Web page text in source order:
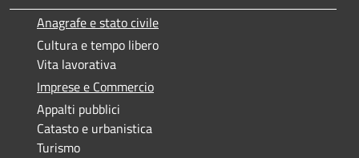
Anagrafe e stato civile
Cultura e tempo libero
Vita lavorativa
Imprese e Commercio
Appalti pubblici
Catasto e urbanistica
Turismo